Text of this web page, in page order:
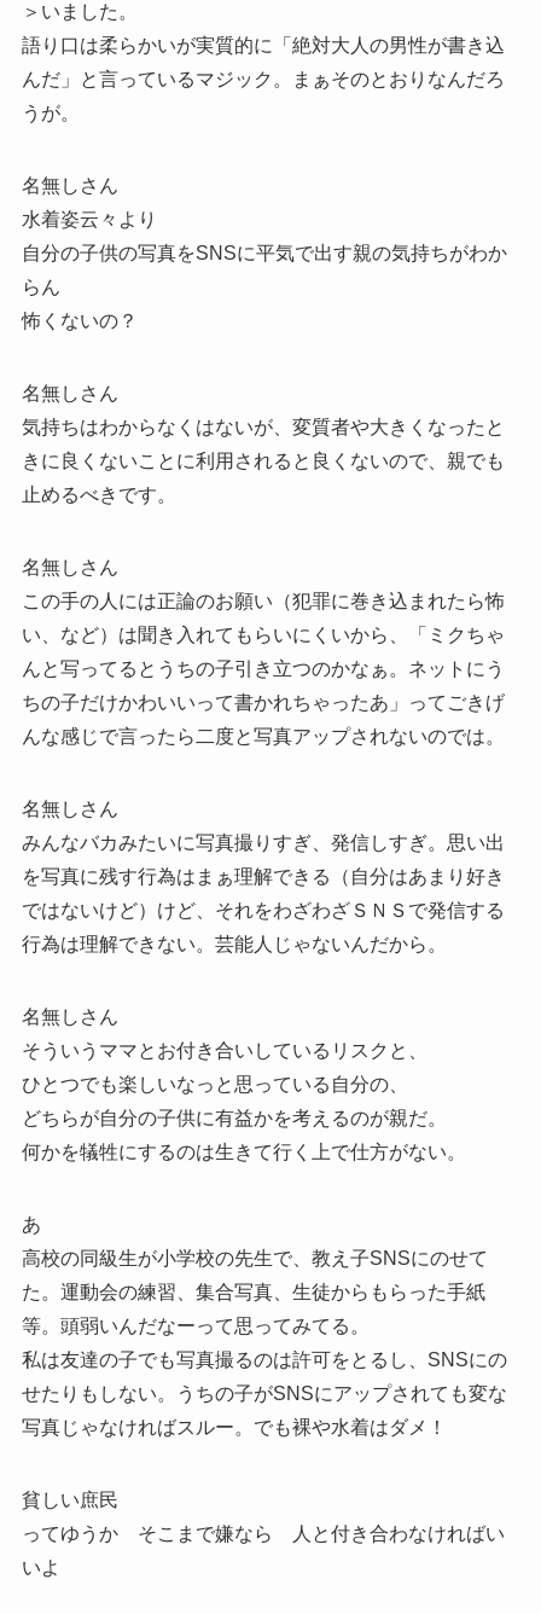
＞いました。
語り口は柔らかいが実質的に「絶対大人の男性が書き込
んだ」と言っているマジック。まぁそのとおりなんだろ
うが。
名無しさん
水着姿云々より
自分の子供の写真をSNSに平気で出す親の気持ちがわか
らん
怖くないの？
名無しさん
気持ちはわからなくはないが、変質者や大きくなったと
きに良くないことに利用されると良くないので、親でも
止めるべきです。
名無しさん
この手の人には正論のお願い（犯罪に巻き込まれたら怖
い、など）は聞き入れてもらいにくいから、「ミクちゃ
んと写ってるとうちの子引き立つのかなぁ。ネットにう
ちの子だけかわいいって書かれちゃったあ」ってごきげ
んな感じで言ったら二度と写真アップされないのでは。
名無しさん
みんなバカみたいに写真撮りすぎ、発信しすぎ。思い出
を写真に残す行為はまぁ理解できる（自分はあまり好き
ではないけど）けど、それをわざわざＳＮＳで発信する
行為は理解できない。芸能人じゃないんだから。
名無しさん
そういうママとお付き合いしているリスクと、
ひとつでも楽しいなっと思っている自分の、
どちらが自分の子供に有益かを考えるのが親だ。
何かを犠牲にするのは生きて行く上で仕方がない。
あ
高校の同級生が小学校の先生で、教え子SNSにのせて
た。運動会の練習、集合写真、生徒からもらった手紙
等。頭弱いんだなーって思ってみてる。
私は友達の子でも写真撮るのは許可をとるし、SNSにの
せたりもしない。うちの子がSNSにアップされても変な
写真じゃなければスルー。でも裸や水着はダメ！
貧しい庶民
ってゆうか そこまで嫌なら 人と付き合わなければい
いよ